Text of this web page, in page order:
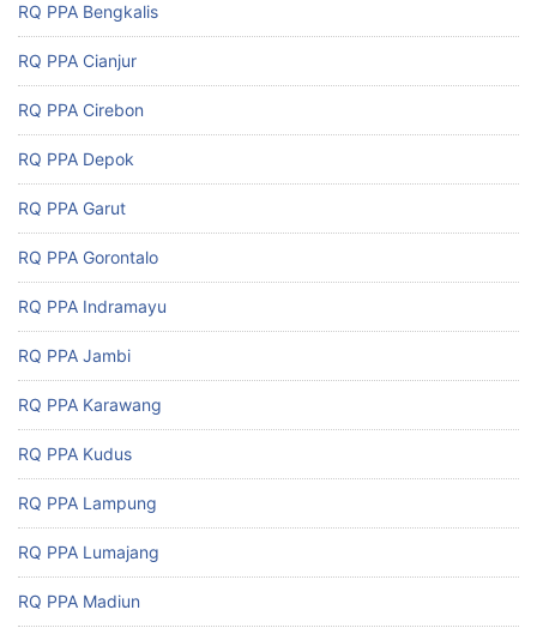
RQ PPA Bengkalis
RQ PPA Cianjur
RQ PPA Cirebon
RQ PPA Depok
RQ PPA Garut
RQ PPA Gorontalo
RQ PPA Indramayu
RQ PPA Jambi
RQ PPA Karawang
RQ PPA Kudus
RQ PPA Lampung
RQ PPA Lumajang
RQ PPA Madiun